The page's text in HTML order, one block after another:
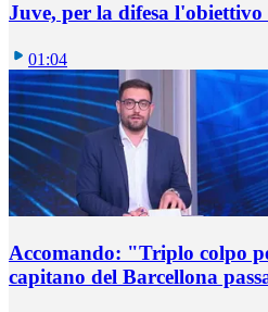
Juve, per la difesa
01:04
Accomando: "Triplo colpo
capitano del Barcellona